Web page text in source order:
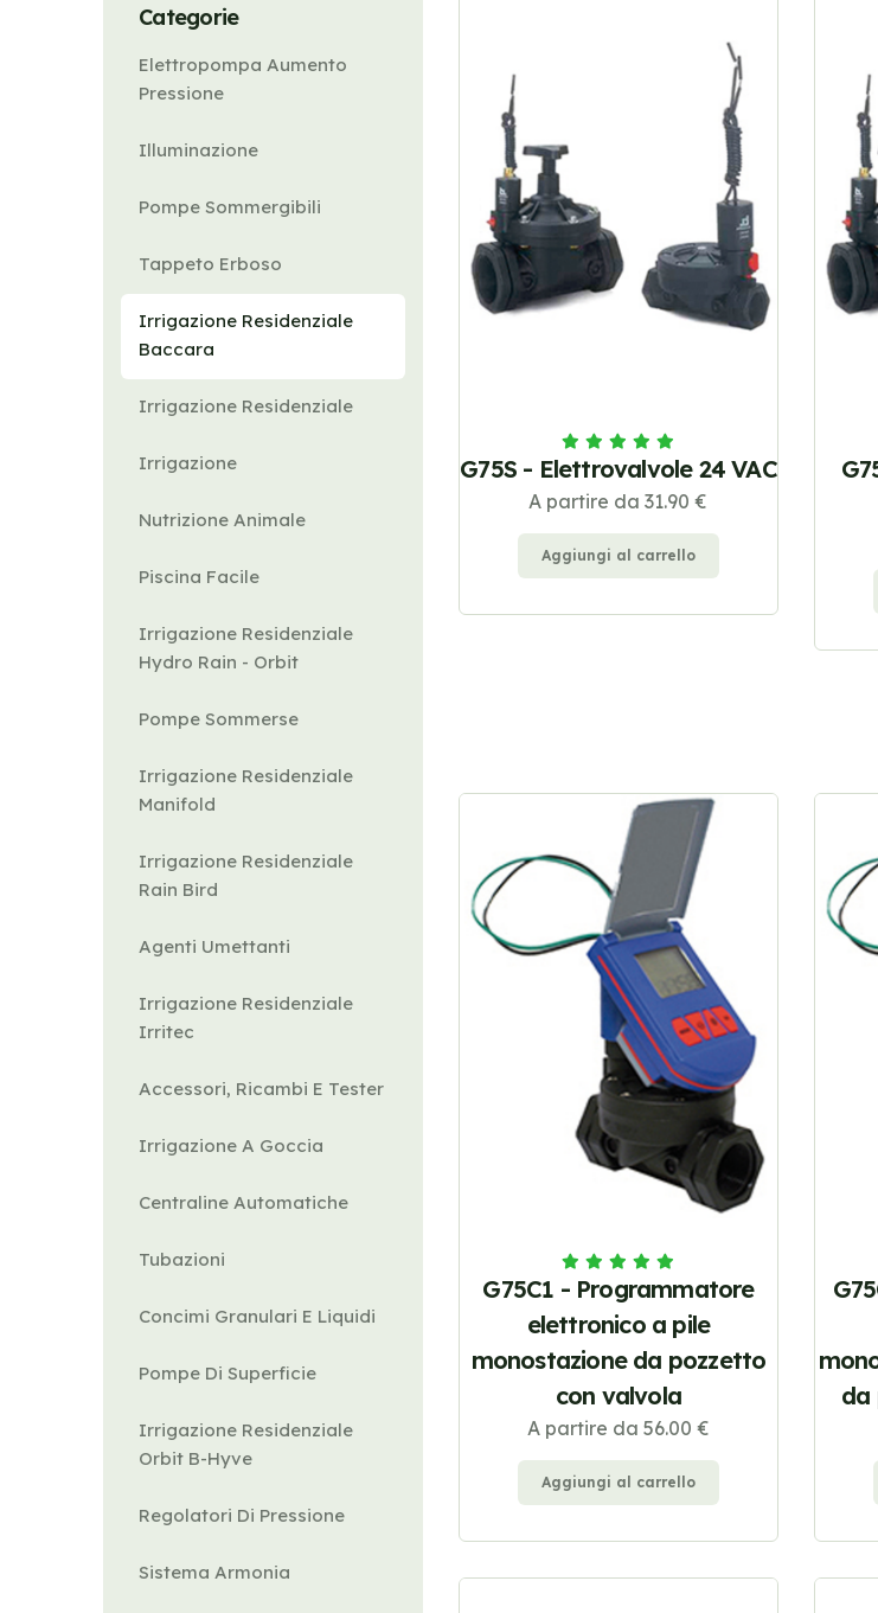
Categorie
Elettropompa Aumento
Pressione
Illuminazione
Pompe Sommergibili
Tappeto Erboso
Irrigazione Residenziale
Baccara
Irrigazione Residenziale
Irrigazione
Nutrizione Animale
Piscina Facile
Irrigazione Residenziale
Hydro Rain - Orbit
Pompe Sommerse
Irrigazione Residenziale
Manifold
Irrigazione Residenziale
Rain Bird
Agenti Umettanti
Irrigazione Residenziale
Irritec
Accessori, Ricambi E Tester
Irrigazione A Goccia
Centraline Automatiche
Tubazioni
Concimi Granulari E Liquidi
Pompe Di Superficie
Irrigazione Residenziale
Orbit B-Hyve
Regolatori Di Pressione
Sistema Armonia
G75S - Elettrovalvole 24 VAC
A partire da 31.90 €
Aggiungi al carrello
G75C1 - Programmatore
elettronico a pile
monostazione da pozzetto
con valvola
A partire da 56.00 €
Aggiungi al carrello
da